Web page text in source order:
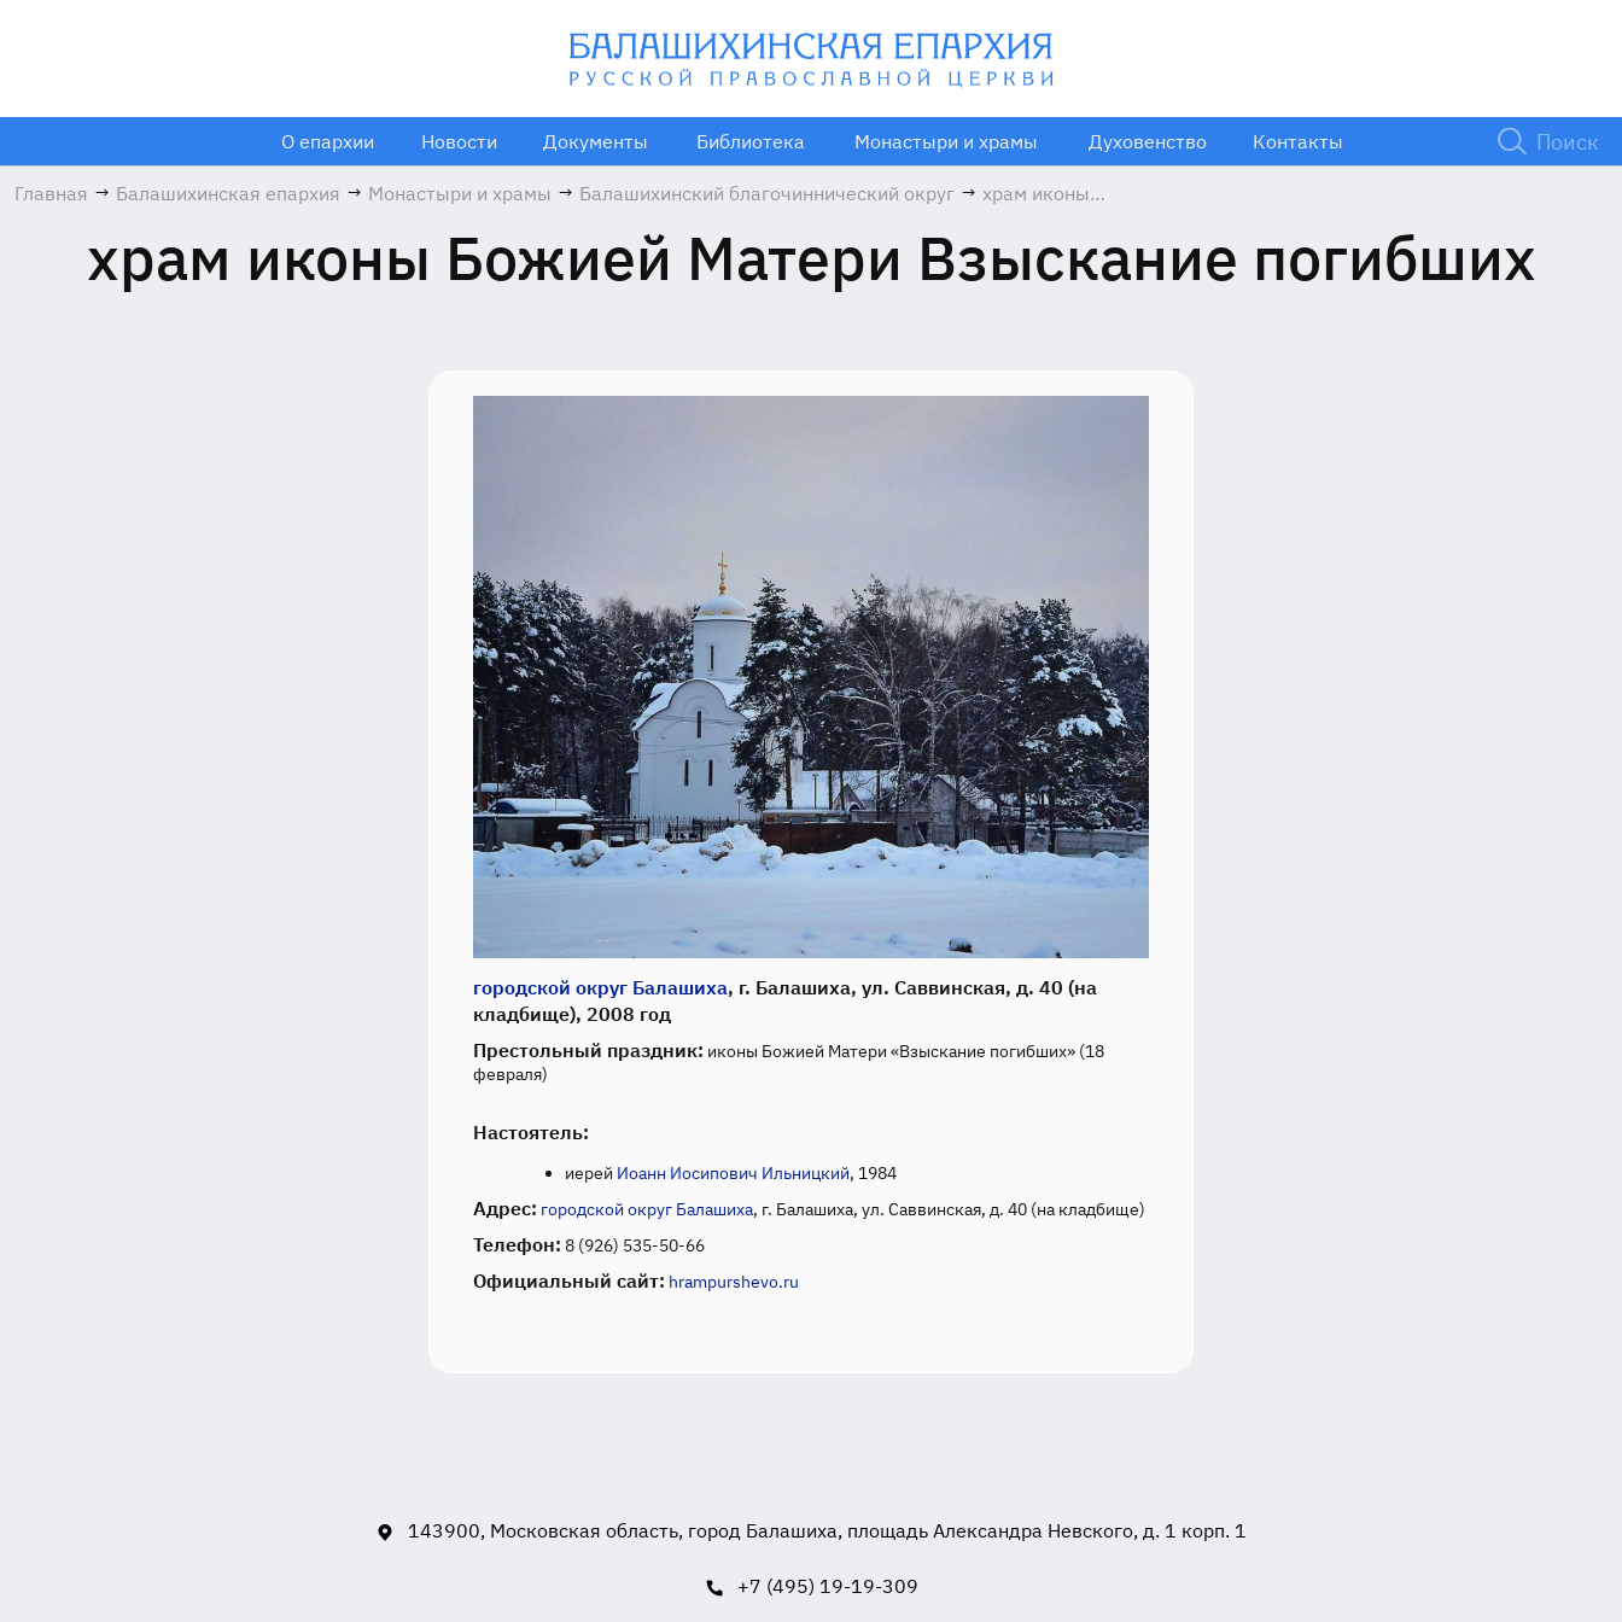
О епархии Новости Документы Библиотека Монастыри и храмы Духовенство Контакты
Главная → Балашихинская епархия → Монастыри и храмы → Балашихинский благочиннический округ → храм иконы
Взыскание
погибших
храм иконы Божией Матери Взыскание погибших
городской округ Балашиха, г. Балашиха, ул. Саввинская, д. 40 (на
кладбище), 2008 год
Престольный праздник: иконы Божией Матери «Взыскание погибших» (18
февраля)
Настоятель:
иерей Иоанн Иосипович Ильницкий, 1984
Адрес: городской округ Балашиха, г. Балашиха, ул. Саввинская, д. 40 (на кладбище)
Телефон: 8 (926) 535-50-66
Официальный сайт: hrampurshevo.ru
143900, Московская область, город Балашиха, площадь Александра Невского, д. 1 корп. 1
+7 (495) 19-19-309